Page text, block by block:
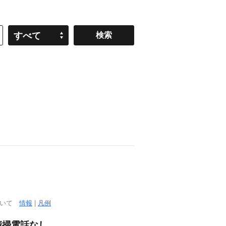
すべて
いて情報 凡例